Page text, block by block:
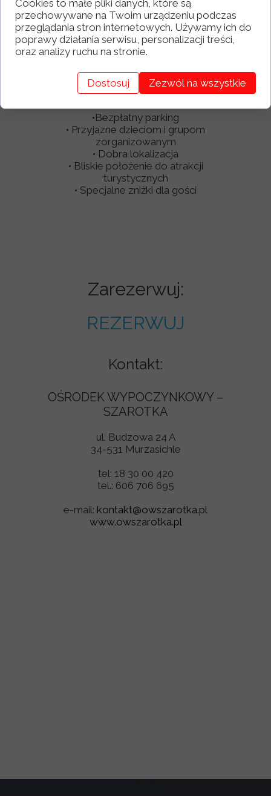
•20%zniżki w miejscowej wypożyczalni
nart i snowboardów
Zalety:
•Bezpłatny parking
• Przyjazne dzieciom i grupom
zorganizowanym
• Dobra lokalizacja
• Bliskie położenie do atrakcji
turystycznych
• Specjalne zniżki dla gości
Zarezerwuj:
REZERWUJ
Kontakt:
OŚRODEK WYPOCZYNKOWY –
SZAROTKA
ul. Budzowa 24 A
34-531 Murzasichle
tel: 18 30 00 420
tel.: 606 706 695
e-mail: kontakt@owszarotka.pl
www.owszarotka.pl
Cookies to małe pliki danych, które są
przechowywane na Twoim urządzeniu podczas
przeglądania stron internetowych. Używamy ich do
poprawy działania serwisu, personalizacji treści,
oraz analizy ruchu na stronie.
Dostosuj Zezwól na wszystkie